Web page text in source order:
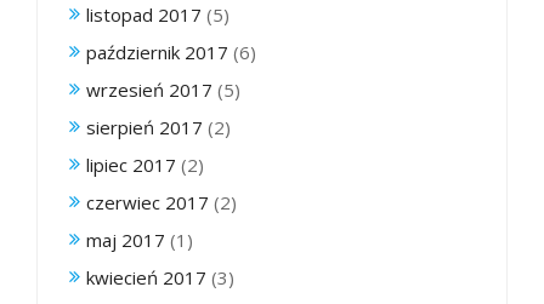
listopad 2017 (5)
październik 2017 (6)
wrzesień 2017 (5)
sierpień 2017 (2)
lipiec 2017 (2)
czerwiec 2017 (2)
maj 2017 (1)
kwiecień 2017 (3)